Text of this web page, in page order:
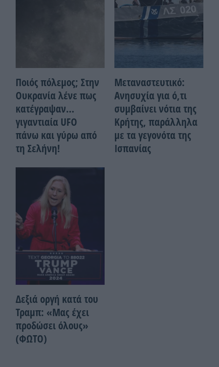
Ποιός πόλεμος; Στην
Ουκρανία λένε πως
κατέγραψαν…
γιγαντιαία UFO
πάνω και γύρω από
τη Σελήνη!
Μεταναστευτικό:
Ανησυχία για ό,τι
συμβαίνει νότια της
Κρήτης, παράλληλα
με τα γεγονότα της
Ισπανίας
Δεξιά οργή κατά του
Τραμπ: «Μας έχει
προδώσει όλους»
(ΦΩΤΟ)